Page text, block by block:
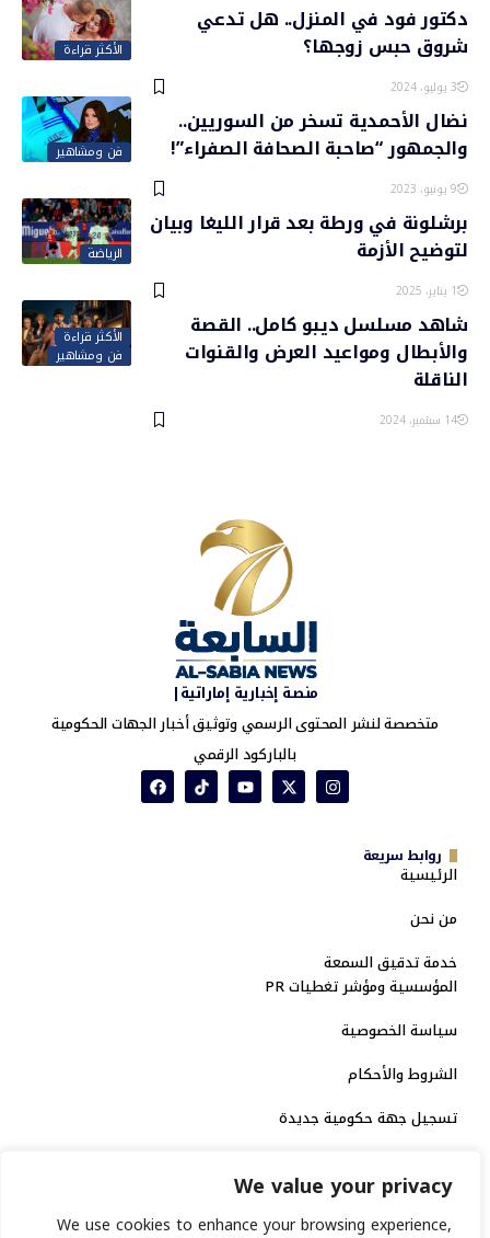
We value your privacy
We use cookies to enhance your browsing experience,
الأكثر قراءة
دكتور فود في المنزل.. هل تدعي
شروق حبس زوجها؟
3 يوليو، 2024
فن ومشاهير
نضال الأحمدية تسخر من السوريين..
والجمهور “صاحبة الصحافة الصفراء”!
9 يونيو، 2023
الرياضة
برشلونة في ورطة بعد قرار الليغا وبيان
لتوضيح الأزمة
1 يناير، 2025
الأكثر قراءة
فن ومشاهير
شاهد مسلسل ديبو كامل.. القصة
والأبطال ومواعيد العرض والقنوات
الناقلة
14 سبتمبر، 2024
منصة إخبارية إماراتية|
متخصصة لنشر المحتوى الرسمي وتوثيق أخبار الجهات الحكومية
بالباركود الرقمي
روابط سريعة
الرئيسية
من نحن
خدمة تدقيق السمعة
المؤسسية ومؤشر تغطيات PR
سياسة الخصوصية
الشروط والأحكام
تسجيل جهة حكومية جديدة
منصة إخبارية مرخصة